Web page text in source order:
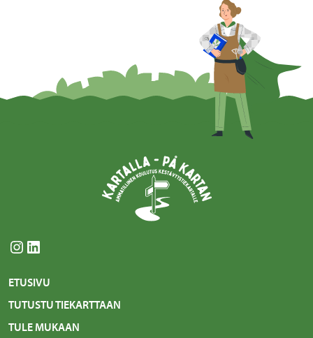
Instagram LinkedIn
ETUSIVU
TUTUSTU TIEKARTTAAN
TULE MUKAAN